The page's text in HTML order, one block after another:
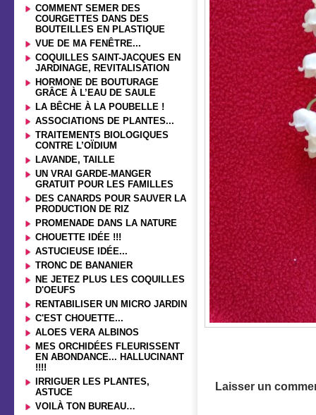
COMMENT SEMER DES
COURGETTES DANS DES
BOUTEILLES EN PLASTIQUE
VUE DE MA FENÊTRE...
COQUILLES SAINT-JACQUES EN
JARDINAGE, REVITALISATION
HORMONE DE BOUTURAGE
GRÂCE À L’EAU DE SAULE
LA BÊCHE À LA POUBELLE !
ASSOCIATIONS DE PLANTES...
TRAITEMENTS BIOLOGIQUES
CONTRE L’OÏDIUM
LAVANDE, TAILLE
UN VRAI GARDE-MANGER
GRATUIT POUR LES FAMILLES
DES CANARDS POUR SAUVER LA
PRODUCTION DE RIZ
PROMENADE DANS LA NATURE
CHOUETTE IDÉE !!!
ASTUCIEUSE IDÉE...
TRONC DE BANANIER
NE JETEZ PLUS LES COQUILLES
D'OEUFS
RENTABILISER UN MICRO JARDIN
C'EST CHOUETTE...
ALOES VERA ALBINOS
MES ORCHIDÉES FLEURISSENT
EN ABONDANCE... HALLUCINANT
!!!!
IRRIGUER LES PLANTES,
ASTUCE
VOILÀ TON BUREAU…
Laisser un